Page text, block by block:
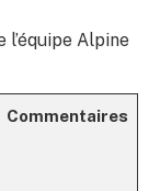
Alpine
Commentaires